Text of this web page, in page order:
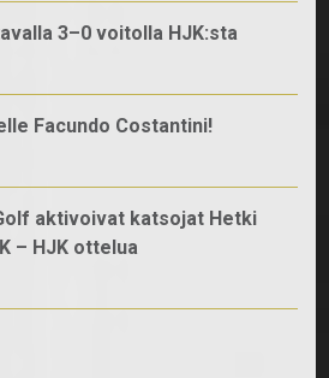
3–0 voitolla HJK:sta
Facundo Costantini!
aktivoivat katsojat Hetki
– HJK ottelua